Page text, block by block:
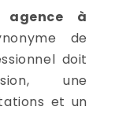
agence à
de
doit
une
et un